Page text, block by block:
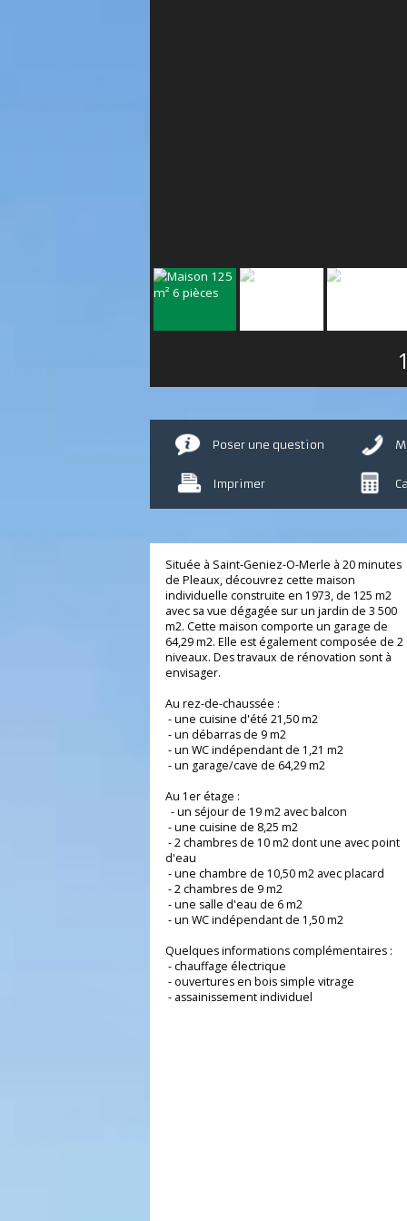
Poser une question
Située à Saint-Geniez-O-Merle à 20
de Pleaux, découvrez cette maison
individuelle construite en 1973, de 125
avec sa vue dégagée sur un jardin de 3
m2. Cette maison comporte un garage de
niveaux. Des travaux de rénovation sont
envisager.
Au rez-de-chaussée :
- une cuisine d'été 21,50 m2
- un WC indépendant de 1,21 m2
- un garage/cave de 64,29 m2
Au 1er étage :
- un séjour de 19 m2 avec balcon
- une cuisine de 8,25 m2
- 2 chambres de 10 m2 dont une avec
d'eau
- une chambre de 10,50 m2 avec placard
- 2 chambres de 9 m2
- une salle d'eau de 6 m2
- un WC indépendant de 1,50 m2